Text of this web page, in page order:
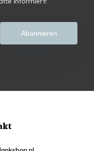
Abonnieren